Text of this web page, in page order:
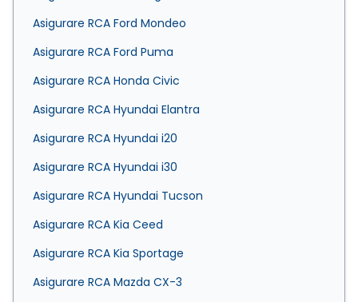
Asigurare RCA Ford Mondeo
Asigurare RCA Ford Puma
Asigurare RCA Honda Civic
Asigurare RCA Hyundai Elantra
Asigurare RCA Hyundai i20
Asigurare RCA Hyundai i30
Asigurare RCA Hyundai Tucson
Asigurare RCA Kia Ceed
Asigurare RCA Kia Sportage
Asigurare RCA Mazda CX-3